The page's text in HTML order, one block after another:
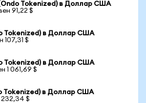
Tokenized) в Доллар США
91,22 $
Tokenized) в Доллар США
107,31 $
Tokenized) в Доллар США
1 061,69 $
Tokenized) в Доллар США
232,34 $